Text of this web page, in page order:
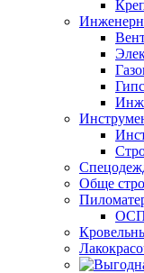
Обще
ОСП